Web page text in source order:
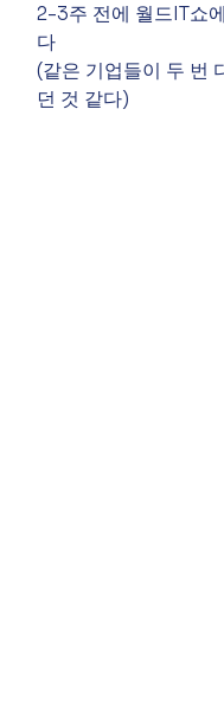
2-3주 전에 월드IT쇼
다
(같은 기업들이 두 번
던 것 같다)